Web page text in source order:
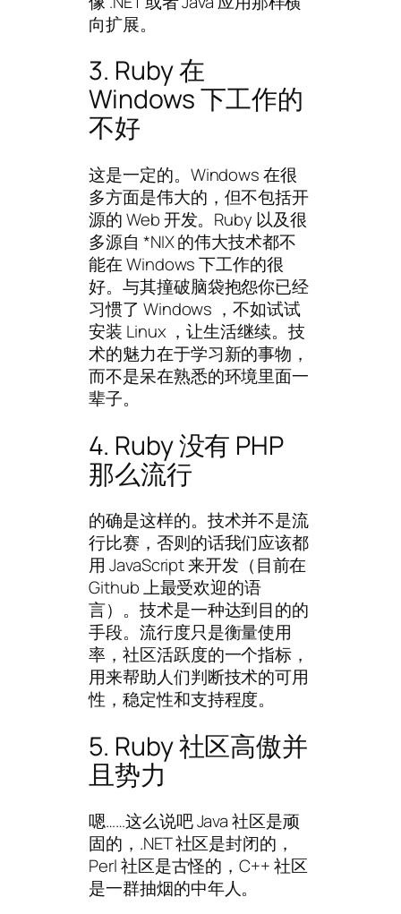
向扩展。
3. Ruby 在
Windows 下工作的
不好
这是一定的。Windows 在很
多方面是伟大的，但不包括开
源的 Web 开发。Ruby 以及很
多源自 *NIX 的伟大技术都不
能在 Windows 下工作的很
好。与其撞破脑袋抱怨你已经
习惯了 Windows ，不如试试
安装 Linux ，让生活继续。技
术的魅力在于学习新的事物，
而不是呆在熟悉的环境里面一
辈子。
4. Ruby 没有 PHP
那么流行
的确是这样的。技术并不是流
行比赛，否则的话我们应该都
用 JavaScript 来开发（目前在
Github 上最受欢迎的语
言）。技术是一种达到目的的
手段。流行度只是衡量使用
率，社区活跃度的一个指标，
用来帮助人们判断技术的可用
性，稳定性和支持程度。
5. Ruby 社区高傲并
且势力
嗯……这么说吧 Java 社区是顽
固的，.NET 社区是封闭的，
Perl 社区是古怪的，C++ 社区
是一群抽烟的中年人。